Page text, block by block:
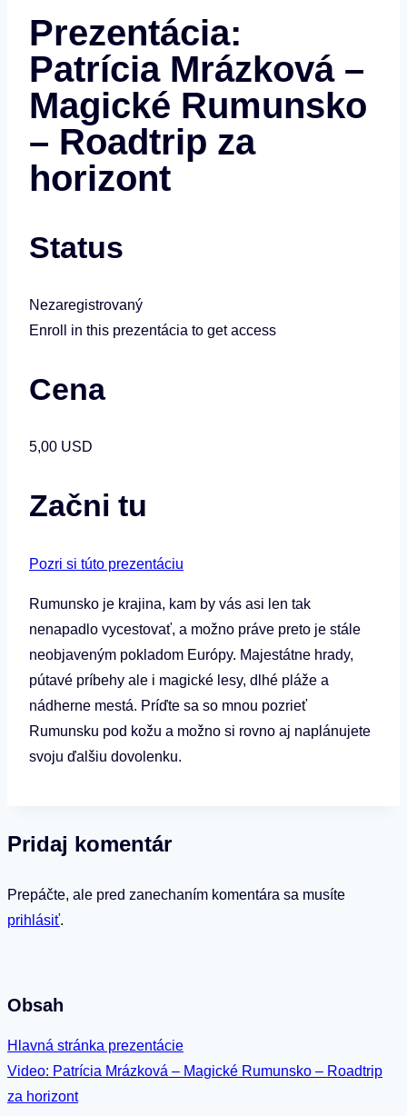
Prezentácia:
Patrícia Mrázková –
Magické Rumunsko
– Roadtrip za
horizont
Status
Nezaregistrovaný
Enroll in this prezentácia to get access
Cena
5,00 USD
Začni tu
Pozri si túto prezentáciu
Rumunsko je krajina, kam by vás asi len tak
nenapadlo vycestovať, a možno práve preto je stále
neobjaveným pokladom Európy. Majestátne hrady,
pútavé príbehy ale i magické lesy, dlhé pláže a
nádherne mestá. Príďte sa so mnou pozrieť
Rumunsku pod kožu a možno si rovno aj naplánujete
svoju ďalšiu dovolenku.
Pridaj komentár
Prepáčte, ale pred zanechaním komentára sa musíte
prihlásiť.
Obsah
Hlavná stránka prezentácie
Video: Patrícia Mrázková – Magické Rumunsko – Roadtrip
za horizont